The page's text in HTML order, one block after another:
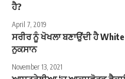
ਹੈ?
April 7, 2019
ਸਰੀਰ ਨੂੰ ਖੋਖਲਾ ਬਣਾਉਂਦੀ ਹੈ
ਨੁਕਸਾਨ
November 13, 2021